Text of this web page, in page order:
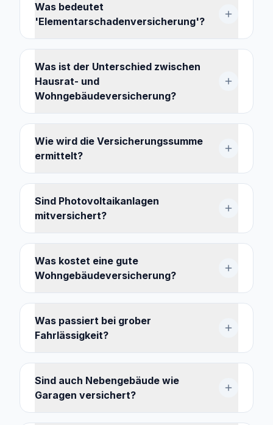
Was bedeutet
'Elementarschadenversicherung'?
Was ist der Unterschied zwischen
Hausrat- und
Wohngebäudeversicherung?
Wie wird die Versicherungssumme
ermittelt?
Sind Photovoltaikanlagen
mitversichert?
Was kostet eine gute
Wohngebäudeversicherung?
Was passiert bei grober
Fahrlässigkeit?
Sind auch Nebengebäude wie
Garagen versichert?